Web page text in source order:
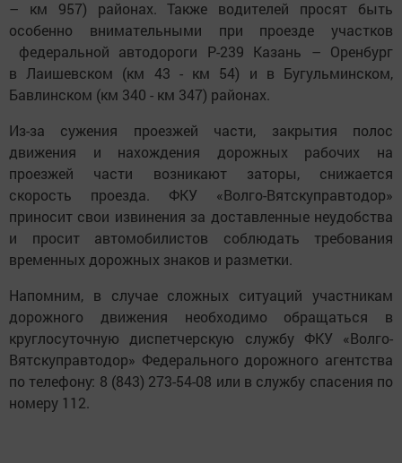
– км 957) районах. Также водителей просят быть
особенно внимательными при проезде участков
федеральной автодороги Р-239 Казань – Оренбург
в Лаишевском (км 43 - км 54) и в Бугульминском,
Бавлинском (км 340 - км 347) районах.
Из-за сужения проезжей части, закрытия полос
движения и нахождения дорожных рабочих на
проезжей части возникают заторы, снижается
скорость проезда. ФКУ «Волго-Вятскуправтодор»
приносит свои извинения за доставленные неудобства
и просит автомобилистов соблюдать требования
временных дорожных знаков и разметки.
Напомним, в случае сложных ситуаций участникам
дорожного движения необходимо обращаться в
круглосуточную диспетчерскую службу ФКУ «Волго-
Вятскуправтодор» Федерального дорожного агентства
по телефону: 8 (843) 273-54-08 или в службу спасения по
номеру 112.